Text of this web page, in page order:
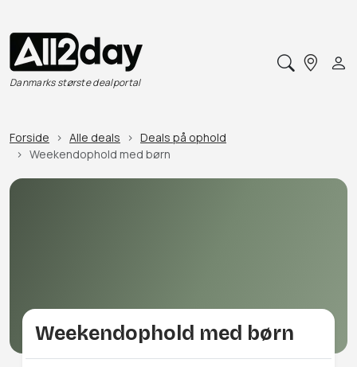
Danmarks største dealportal
Forside Alle deals
Deals på ophold
Weekendophold med børn
Weekendophold med børn